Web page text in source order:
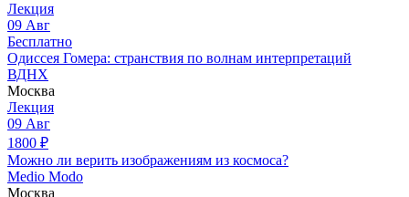
Лекция
09 Авг
Бесплатно
Одиссея Гомера: странствия по волнам интерпретаций
ВДНХ
Москва
Лекция
09 Авг
1800 ₽
Можно ли верить изображениям из космоса?
Medio Modo
Москва